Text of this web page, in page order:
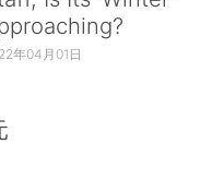
年04月01日